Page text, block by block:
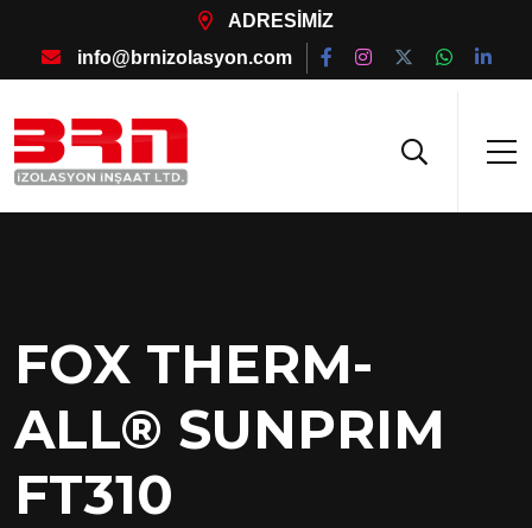
ADRESİMİZ
info@brnizolasyon.com
FOX THERM-
ALL® SUNPRIM
FT310